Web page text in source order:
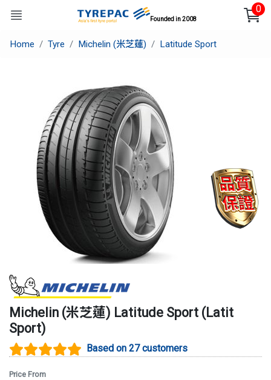
Founded in 2008
0
Home Tyre Michelin (米芝蓮) Latitude Sport
Michelin (米芝蓮) Latitude Sport (Latit
Sport)
Based on 27 customers
Price From